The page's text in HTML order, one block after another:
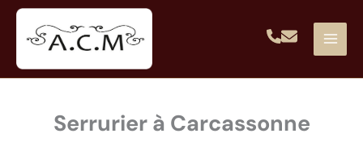
Aller
Serrurier à Carcassonne